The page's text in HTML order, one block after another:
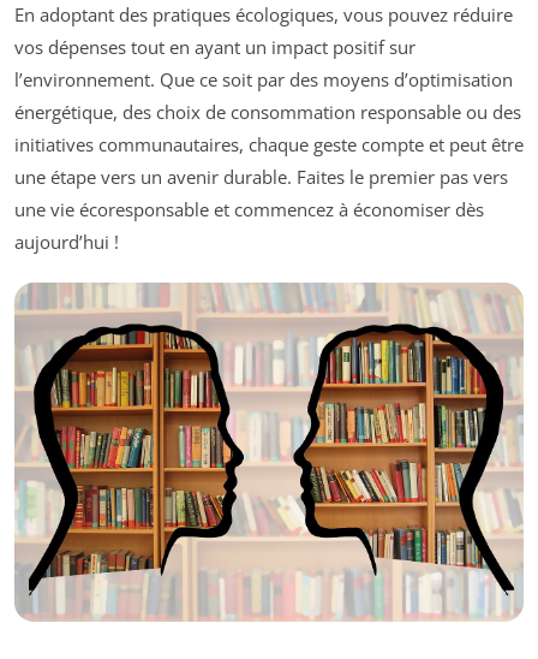
En adoptant des pratiques écologiques, vous pouvez réduire
vos dépenses tout en ayant un impact positif sur
l’environnement. Que ce soit par des moyens d’optimisation
énergétique, des choix de consommation responsable ou des
initiatives communautaires, chaque geste compte et peut être
une étape vers un avenir durable. Faites le premier pas vers
une vie écoresponsable et commencez à économiser dès
aujourd’hui !